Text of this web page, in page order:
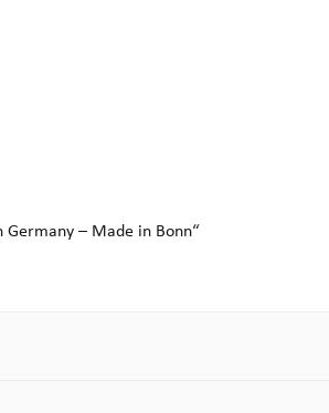
– Made in Bonn“